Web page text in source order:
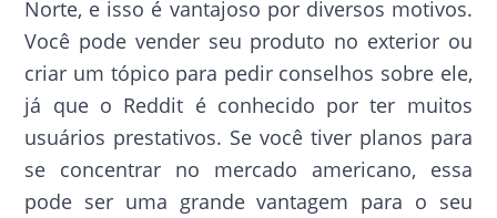
Norte, e isso é vantajoso por diversos motivos.
Você pode vender seu produto no exterior ou
criar um tópico para pedir conselhos sobre ele,
já que o Reddit é conhecido por ter muitos
usuários prestativos. Se você tiver planos para
se concentrar no mercado americano, essa
pode ser uma grande vantagem para o seu